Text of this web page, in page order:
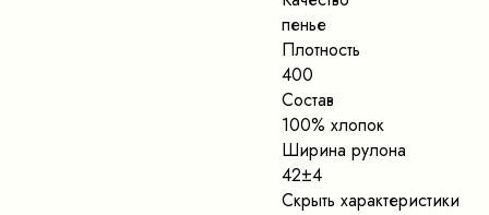
пенье
Плотность
400
Состав
100% хлопок
Ширина рулона
42±4
Скрыть характеристики